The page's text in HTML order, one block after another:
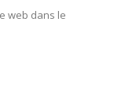
web dans le